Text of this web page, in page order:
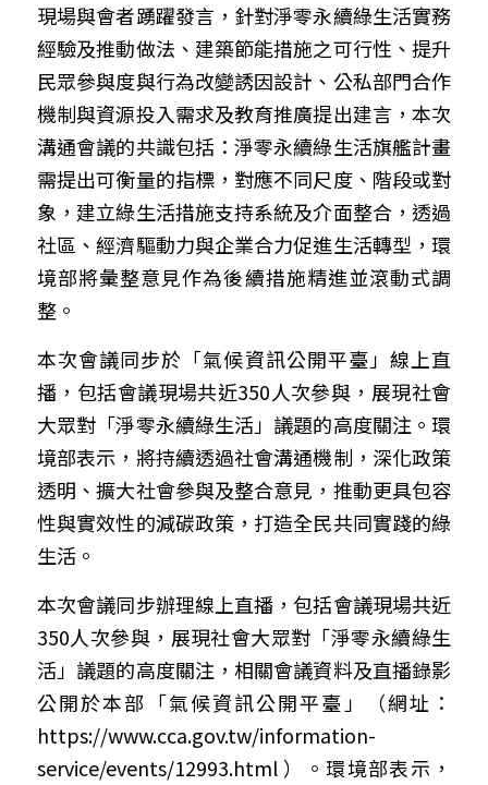
現場與會者踴躍發言，針對淨零永續綠生活實務
經驗及推動做法、建築節能措施之可行性、提升
民眾參與度與行為改變誘因設計、公私部門合作
機制與資源投入需求及教育推廣提出建言，本次
溝通會議的共識包括：淨零永續綠生活旗艦計畫
需提出可衡量的指標，對應不同尺度、階段或對
象，建立綠生活措施支持系統及介面整合，透過
社區、經濟驅動力與企業合力促進生活轉型，環
境部將彙整意見作為後續措施精進並滾動式調
整。
本次會議同步於「氣候資訊公開平臺」線上直
播，包括會議現場共近350人次參與，展現社會
大眾對「淨零永續綠生活」議題的高度關注。環
境部表示，將持續透過社會溝通機制，深化政策
透明、擴大社會參與及整合意見，推動更具包容
性與實效性的減碳政策，打造全民共同實踐的綠
生活。
本次會議同步辦理線上直播，包括會議現場共近
350人次參與，展現社會大眾對「淨零永續綠生
活」議題的高度關注，相關會議資料及直播錄影
公開於本部「氣候資訊公開平臺」（網址：
https://www.cca.gov.tw/information-
service/events/12993.html ）。環境部表示，